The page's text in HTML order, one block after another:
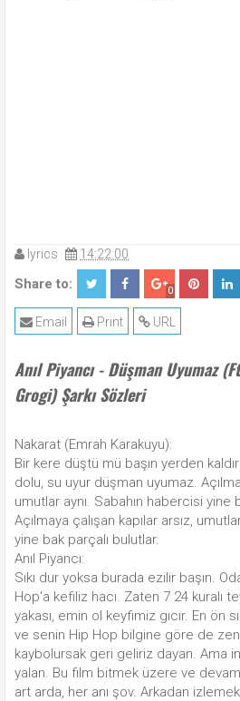
lyrics 14:22:00
Share to: 0
URL
Print
Email
Anıl Piyancı - Düşman Uyumaz
Grogi) Şarkı Sözleri
Nakarat (Emrah Karakuyu):
Bir kere düştü mü başın yerden
dolu, su uyur düşman uyumaz.
umutlar aynı. Sabahın habercisi yine
Açılmaya çalışan kapılar arsız,
yine bak parçalı bulutlar.
Anıl Piyancı:
Sıkı dur yoksa burada ezilir başın.
Hop'a kefiliz hacı. Zaten 7 24 kuralı
yakası, emin ol keyfimiz gıcır. En ön
ve senin Hip Hop bilgine göre de
kaybolursak geri geliriz dayan. Ama
yalan. Bu film bitmek üzere ve
art arda, her anı şov. Arkadan